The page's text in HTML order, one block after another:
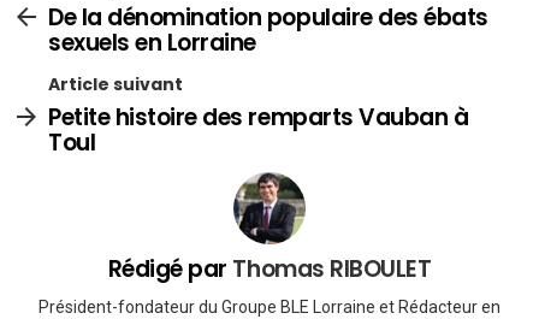
De la dénomination populaire des ébats
sexuels en Lorraine
Article suivant
Petite histoire des remparts Vauban à
Toul
Rédigé par Thomas RIBOULET
Président-fondateur du Groupe BLE Lorraine et Rédacteur en